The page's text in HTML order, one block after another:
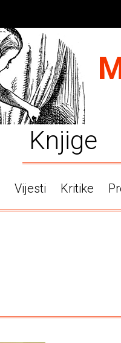
Knjige
Vijesti Kritike